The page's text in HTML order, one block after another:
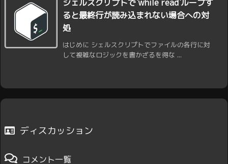
シェルスクリプトで`while read`ループす
ると最終行が読み込まれない場合への対
処
はじめに シェルスクリプトでファイルの各行に対
して複雑なロジックを書かざるを得な ...
ディスカッション
コメント一覧